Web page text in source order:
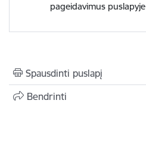
pageidavimus puslapyje
Spausdinti puslapį
Bendrinti